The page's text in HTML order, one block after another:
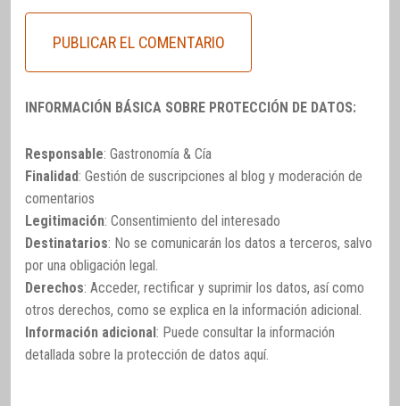
INFORMACIÓN BÁSICA SOBRE PROTECCIÓN DE DATOS:
Responsable: Gastronomía & Cía
Finalidad: Gestión de suscripciones al blog y moderación de
comentarios
Legitimación: Consentimiento del interesado
Destinatarios: No se comunicarán los datos a terceros, salvo
por una obligación legal.
Derechos: Acceder, rectificar y suprimir los datos, así como
otros derechos, como se explica en la información adicional.
Información adicional: Puede consultar la información
detallada sobre la protección de datos aquí.